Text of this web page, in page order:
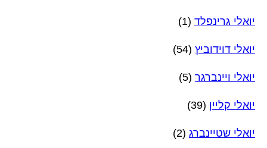
יואלי גרינפלד (1)
יואלי דוידוביץ (54)
יואלי ויינברגר (5)
יואלי קליין (39)
יואלי שטיינברג (2)